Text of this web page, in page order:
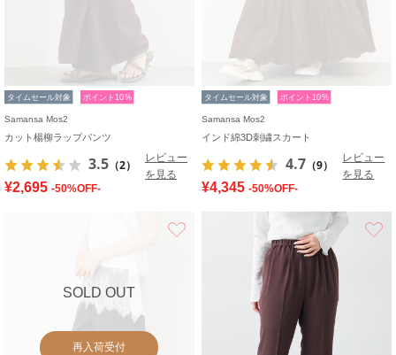
タイムセール対象 ポイント10%
Samansa Mos2
カット楊柳ラップパンツ
3.5 （2）
レビュー
を見る
¥2,695 -50%OFF-
タイムセール対象 ポイント10%
Samansa Mos2
インド綿3D刺繍スカート
4.7 （9）
レビュー
を見る
¥4,345 -50%OFF-
SOLD OUT
再入荷受付